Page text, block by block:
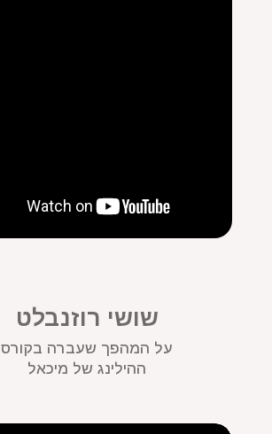
שושי רוזנבלט
על המהפך שעברה בקורס
ההילינג של מיכאל